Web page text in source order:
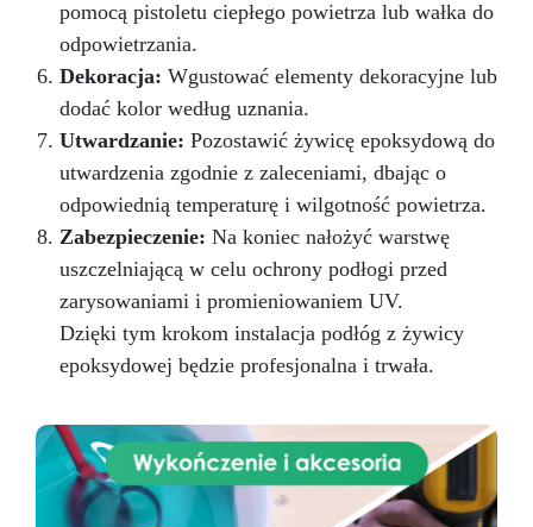
pomocą pistoletu ciepłego powietrza lub wałka do
odpowietrzania.
Dekoracja: Wgustować elementy dekoracyjne lub
dodać kolor według uznania.
Utwardzanie: Pozostawić żywicę epoksydową do
utwardzenia zgodnie z zaleceniami, dbając o
odpowiednią temperaturę i wilgotność powietrza.
Zabezpieczenie: Na koniec nałożyć warstwę
uszczelniającą w celu ochrony podłogi przed
zarysowaniami i promieniowaniem UV.
Dzięki tym krokom instalacja podłóg z żywicy
epoksydowej będzie profesjonalna i trwała.